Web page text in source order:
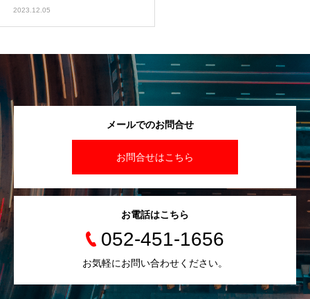
替え
2023.12.05
メールでのお問合せ
お問合せはこちら
お電話はこちら
052-451-1656
お気軽にお問い合わせください。